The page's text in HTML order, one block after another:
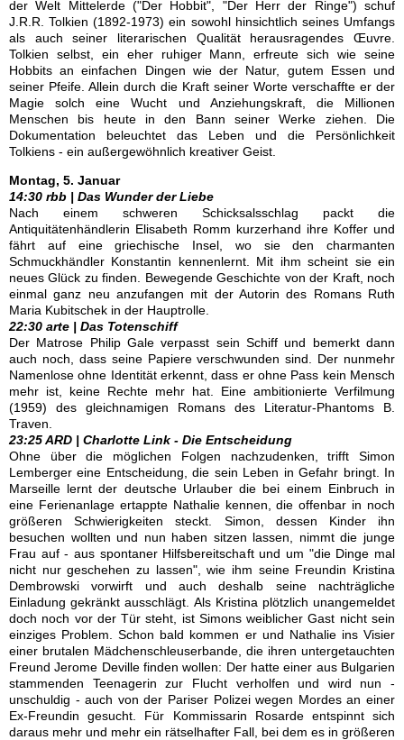
der Welt Mittelerde ("Der Hobbit", "Der Herr der Ringe") schuf
J.R.R. Tolkien (1892-1973) ein sowohl hinsichtlich seines Umfangs
als auch seiner literarischen Qualität herausragendes Œuvre.
Tolkien selbst, ein eher ruhiger Mann, erfreute sich wie seine
Hobbits an einfachen Dingen wie der Natur, gutem Essen und
seiner Pfeife. Allein durch die Kraft seiner Worte verschaffte er der
Magie solch eine Wucht und Anziehungskraft, die Millionen
Menschen bis heute in den Bann seiner Werke ziehen. Die
Dokumentation beleuchtet das Leben und die Persönlichkeit
Tolkiens - ein außergewöhnlich kreativer Geist.
Montag, 5. Januar
14:30 rbb | Das Wunder der Liebe
Nach einem schweren Schicksalsschlag packt die
Antiquitätenhändlerin Elisabeth Romm kurzerhand ihre Koffer und
fährt auf eine griechische Insel, wo sie den charmanten
Schmuckhändler Konstantin kennenlernt. Mit ihm scheint sie ein
neues Glück zu finden. Bewegende Geschichte von der Kraft, noch
einmal ganz neu anzufangen mit der Autorin des Romans Ruth
Maria Kubitschek in der Hauptrolle.
22:30 arte | Das Totenschiff
Der Matrose Philip Gale verpasst sein Schiff und bemerkt dann
auch noch, dass seine Papiere verschwunden sind. Der nunmehr
Namenlose ohne Identität erkennt, dass er ohne Pass kein Mensch
mehr ist, keine Rechte mehr hat. Eine ambitionierte Verfilmung
(1959) des gleichnamigen Romans des Literatur-Phantoms B.
Traven.
23:25 ARD | Charlotte Link - Die Entscheidung
Ohne über die möglichen Folgen nachzudenken, trifft Simon
Lemberger eine Entscheidung, die sein Leben in Gefahr bringt. In
Marseille lernt der deutsche Urlauber die bei einem Einbruch in
eine Ferienanlage ertappte Nathalie kennen, die offenbar in noch
größeren Schwierigkeiten steckt. Simon, dessen Kinder ihn
besuchen wollten und nun haben sitzen lassen, nimmt die junge
Frau auf - aus spontaner Hilfsbereitschaft und um "die Dinge mal
nicht nur geschehen zu lassen", wie ihm seine Freundin Kristina
Dembrowski vorwirft und auch deshalb seine nachträgliche
Einladung gekränkt ausschlägt. Als Kristina plötzlich unangemeldet
doch noch vor der Tür steht, ist Simons weiblicher Gast nicht sein
einziges Problem. Schon bald kommen er und Nathalie ins Visier
einer brutalen Mädchenschleuserbande, die ihren untergetauchten
Freund Jerome Deville finden wollen: Der hatte einer aus Bulgarien
stammenden Teenagerin zur Flucht verholfen und wird nun -
unschuldig - auch von der Pariser Polizei wegen Mordes an einer
Ex-Freundin gesucht. Für Kommissarin Rosarde entspinnt sich
daraus mehr und mehr ein rätselhafter Fall, bei dem es in größeren